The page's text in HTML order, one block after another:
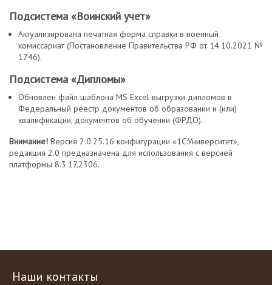
Подсистема «Воинский учет»
Актуализирована печатная форма справки в военный
комиссариат (Постановление Правительства РФ от 14.10.2021 №
1746).
Подсистема «Дипломы»
Обновлен файл шаблона MS Excel выгрузки дипломов в
Федеральный реестр документов об образовании и (или)
квалификации, документов об обучении (ФРДО).
Внимание! Версия 2.0.25.16 конфигурации «1С:Университет»,
редакция 2.0 предназначена для использования с версией
платформы 8.3.17.2306.
Наши контакты